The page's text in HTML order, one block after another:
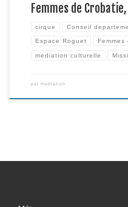
Femmes de
cirque Conseil
Espace Roguet Femmes
mediation culturelle
par mediation